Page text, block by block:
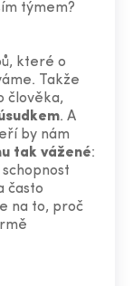
týmem?
které o
Takže
člověka,
. A
by nám
tak vážené:
často
na to, proč